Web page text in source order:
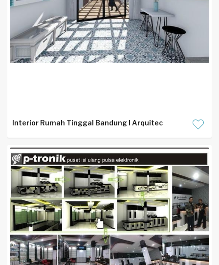
Interior Rumah Tinggal Bandung I Arquitec